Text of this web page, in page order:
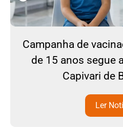
Campanha de
de 15 anos segue
Capivari de
Ler